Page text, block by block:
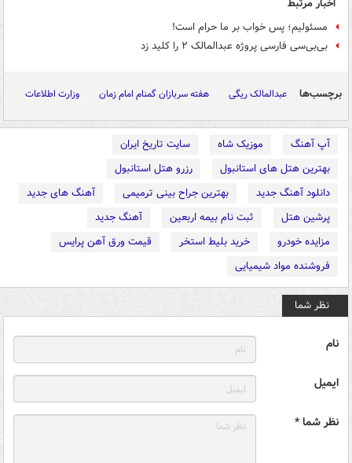
اخبار مرتبط
مسئولیم؛ پس خواب بر ما حرام است!
بی‌بی‌سی فارسی پروژه عبدالمالک ۲ را کلید زد
برچسب‌ها عبدالمالک ریگی هفته سربازان گمنام امام زمان وزارت اطلاعات
آپ آهنگ موزیک شاه
سایت تاریخ ایران
بهترین هتل های استانبول
رزرو هتل استانبول
دانلود آهنگ جدید
بهترین جراح بینی ترمیمی
آهنگ های جدید
پرشین هتل
ثبت نام بیمه اربعین
آهنگ جدید
مزایده خودرو
خرید بلیط استخر
قیمت ورق آهن پرایس
فروشنده مواد شیمیایی
نظر شما
نام
ایمیل
نظر شما *